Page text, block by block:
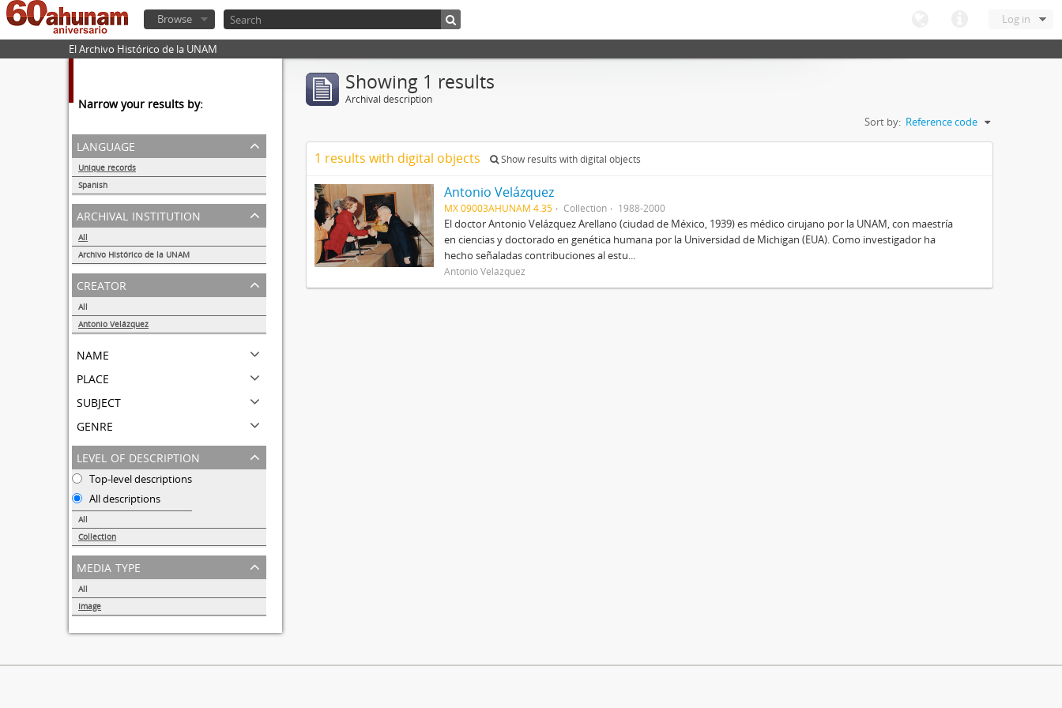
Log in
Browse
El Archivo Histórico de la UNAM
Narrow your results by:
language
Unique records
Spanish
1
archival institution
All
Archivo Histórico de la UNAM
1
creator
All
Antonio Velázquez
name
place
subject
genre
level of description
Top-level descriptions
All descriptions
All
Collection
1
media type
All
Image
Showing 1 results
Archival description
Sort by: Reference code
1 results with digital objects Show results with digital objects
Antonio Velázquez
MX 09003AHUNAM 4.35 Collection 1988-2000
El doctor Antonio Velázquez Arellano (ciudad de México, 1939) es médico cirujano por la UNAM, con maestría
en ciencias y doctorado en genética humana por la Universidad de Michigan (EUA). Como investigador ha
hecho señaladas contribuciones al estu...
Antonio Velázquez